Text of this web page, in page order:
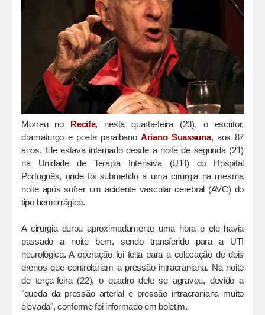
Morreu no Recife, nesta quarta-feira (23), o escritor,
dramaturgo e poeta paraibanoAriano Suassuna, aos 87
anos. Ele estava internado desde a noite de segunda (21)
na Unidade de Terapia Intensiva (UTI) do Hospital
Português, onde foi submetido a uma cirurgia na mesma
noite após sofrer um acidente vascular cerebral (AVC) do
tipo hemorrágico.
A cirurgia durou aproximadamente uma hora e ele havia
passado a noite bem, sendo transferido para a UTI
neurológica. A operação foi feita para a colocação de dois
drenos que controlariam a pressão intracraniana. Na noite
de terça-feira (22), o quadro dele se agravou, devido a
"queda da pressão arterial e pressão intracraniana muito
elevada", conforme foi informado em boletim.